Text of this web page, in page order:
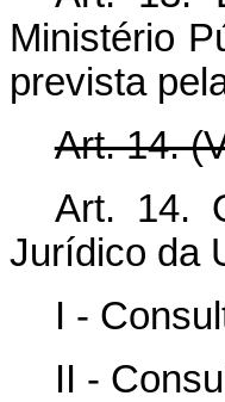
Ministério
prevista
Art. 14.
Art. 14.
Jurídico da
I -
II -